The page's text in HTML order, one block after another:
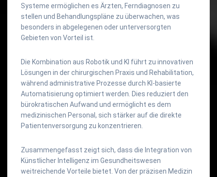
Systeme ermöglichen es Ärzten, Ferndiagnosen zu
stellen und Behandlungspläne zu überwachen, was
besonders in abgelegenen oder unterversorgten
Gebieten von Vorteil ist.
Die Kombination aus Robotik und KI führt zu innovativen
Lösungen in der chirurgischen Praxis und Rehabilitation,
während administrative Prozesse durch KI-basierte
Automatisierung optimiert werden. Dies reduziert den
bürokratischen Aufwand und ermöglicht es dem
medizinischen Personal, sich stärker auf die direkte
Patientenversorgung zu konzentrieren.
Zusammengefasst zeigt sich, dass die Integration von
Künstlicher Intelligenz im Gesundheitswesen
weitreichende Vorteile bietet. Von der präzisen Medizin